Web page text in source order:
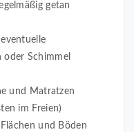
getan
oder Schimmel
und Matratzen
im Freien)
und Böden